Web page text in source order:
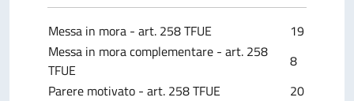
Messa in mora - art. 258 TFUE
19
Messa in mora complementare - art. 258
TFUE
8
Parere motivato - art. 258 TFUE
20